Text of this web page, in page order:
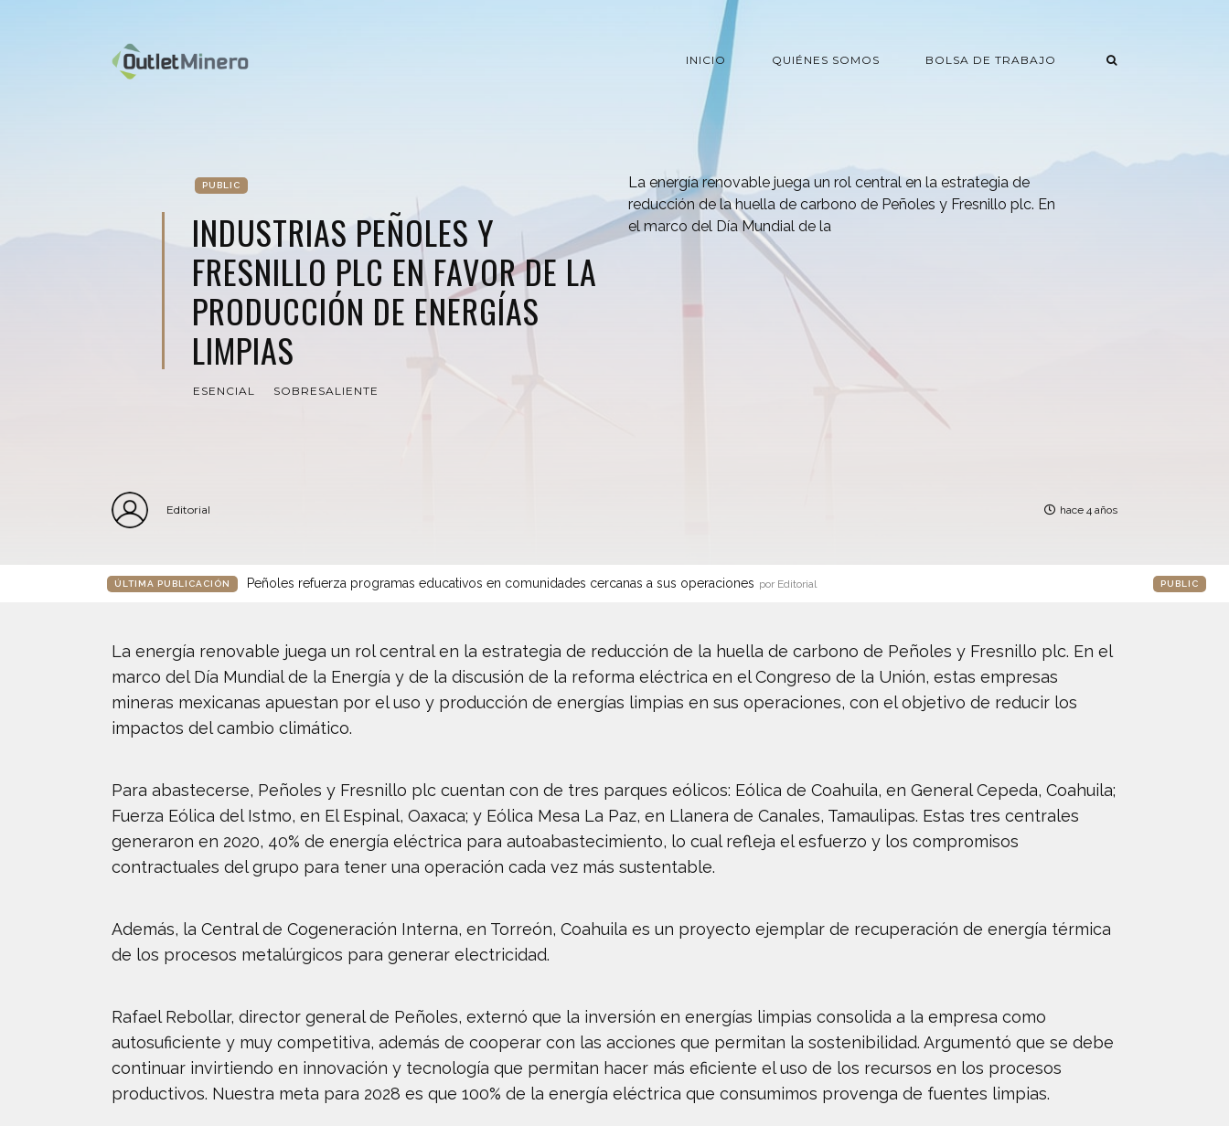
INICIO QUIÉNES SOMOS BOLSA DE TRABAJO
PUBLIC
INDUSTRIAS PEÑOLES Y
FRESNILLO PLC EN FAVOR DE LA
PRODUCCIÓN DE ENERGÍAS
LIMPIAS
ESENCIAL SOBRESALIENTE
La energía renovable juega un rol central en la estrategia de
reducción de la huella de carbono de Peñoles y Fresnillo plc. En
el marco del Día Mundial de la
Editorial hace 4 años
ÚLTIMA PUBLICACIÓN Peñoles refuerza programas educativos en comunidades cercanas a sus operaciones por Editorial PUBLIC
La energía renovable juega un rol central en la estrategia de reducción de la huella de carbono de Peñoles y Fresnillo plc. En el
marco del Día Mundial de la Energía y de la discusión de la reforma eléctrica en el Congreso de la Unión, estas empresas
mineras mexicanas apuestan por el uso y producción de energías limpias en sus operaciones, con el objetivo de reducir los
impactos del cambio climático.
Para abastecerse, Peñoles y Fresnillo plc cuentan con de tres parques eólicos: Eólica de Coahuila, en General Cepeda, Coahuila;
Fuerza Eólica del Istmo, en El Espinal, Oaxaca; y Eólica Mesa La Paz, en Llanera de Canales, Tamaulipas. Estas tres centrales
generaron en 2020, 40% de energía eléctrica para autoabastecimiento, lo cual refleja el esfuerzo y los compromisos
contractuales del grupo para tener una operación cada vez más sustentable.
Además, la Central de Cogeneración Interna, en Torreón, Coahuila es un proyecto ejemplar de recuperación de energía térmica
de los procesos metalúrgicos para generar electricidad.
Rafael Rebollar, director general de Peñoles, externó que la inversión en energías limpias consolida a la empresa como
autosuficiente y muy competitiva, además de cooperar con las acciones que permitan la sostenibilidad. Argumentó que se debe
continuar invirtiendo en innovación y tecnología que permitan hacer más eficiente el uso de los recursos en los procesos
productivos. Nuestra meta para 2028 es que 100% de la energía eléctrica que consumimos provenga de fuentes limpias.